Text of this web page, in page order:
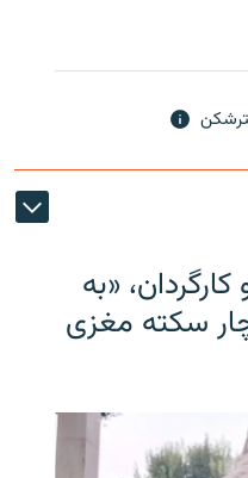
«به
سکته مغزی